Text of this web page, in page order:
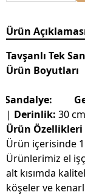
Ürün
Tavşanlı Tek
Ürün Boyutları
Sandalye:
| Derinlik: 30 cm
Ürün Özellikleri
Ürün içerisinde
Ürünlerimiz el
alt kısımda
köşeler ve